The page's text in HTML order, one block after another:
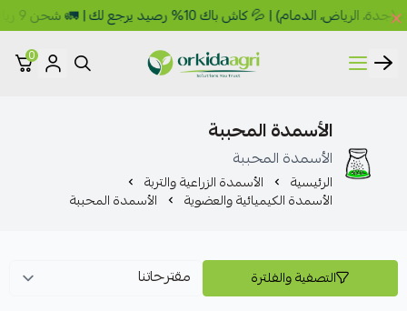
| 💦 كاش باك 10% رصيد يرجع لك | 🚛 شحن 9 ريال 🎁 مجاني فوق 149 ريال
أوركيدا للمبيدات الزراعية
0
الأسمدة المحببة
الأسمدة المحببة
الرئيسية الأسمدة الزراعية والتربة
الأسمدة الكيميائية والعضوية الأسمدة المحببة
التصفية والفلترة